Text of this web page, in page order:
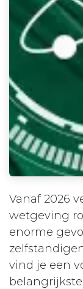
Vanaf 2026
wetgeving
enorme
vind je een